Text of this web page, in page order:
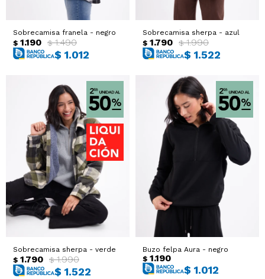
Sobrecamisa franela - negro
$ 1.190 $ 1.490
$ 1.012
Sobrecamisa sherpa - azul
$ 1.790 $ 1.990
$ 1.522
Sobrecamisa sherpa - verde
$ 1.790 $ 1.990
$ 1.522
Buzo felpa Aura - negro
$ 1.190
$ 1.012